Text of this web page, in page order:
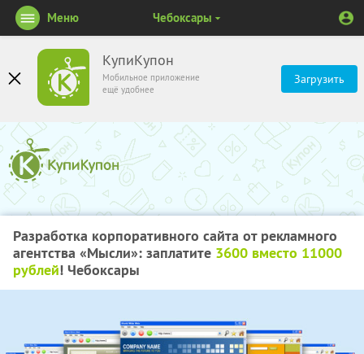
КупиКупон
Мобильное приложение
ещё удобнее
Загрузить
Меню Чебоксары
Разработка корпоративного сайта от рекламного
агентства «Мысли»: заплатите 3600 вместо 11000
рублей! Чебоксары